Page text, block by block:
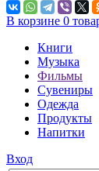
В корзине 0
Книги
Музыка
Фильмы
Сувениры
Одежда
Продукты
Напитки
Вход